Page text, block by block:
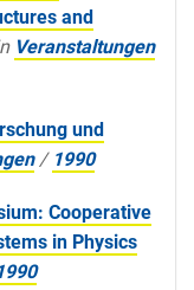
and
Veranstaltungen
und
/ 1990
Cooperative
in Physics